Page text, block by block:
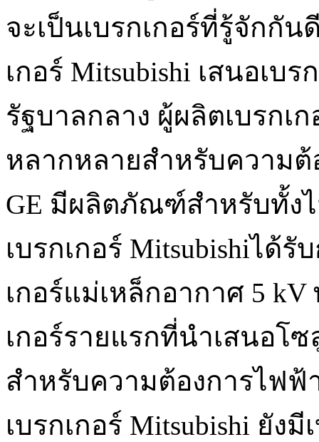
จะเป็นเบรกเกอร์ที่รู้จักกั
เกอร์ Mitsubishi เสนอเบ
รัฐบาลกลาง ผู้ผลิตเบรก
หลากหลายสำหรับความ
GE มีผลิตภัณฑ์สำหรับทั้ง
เบรกเกอร์ Mitsubishiได้
เกอร์แม่เหล็กอากาศ 5
เกอร์รายแรกที่นำเสนอ
สำหรับความต้องการไฟ
เบรกเกอร์ Mitsubishi ยัง